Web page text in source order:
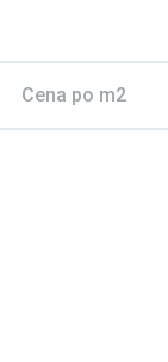
Cena po m2